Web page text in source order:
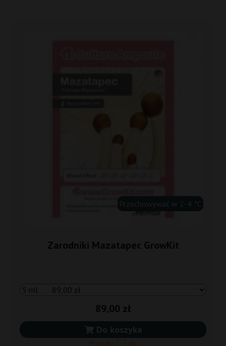
Zarodniki Mazatapec GrowKit
89,00 zł
Do koszyka
Wysyłka 3-7 dni